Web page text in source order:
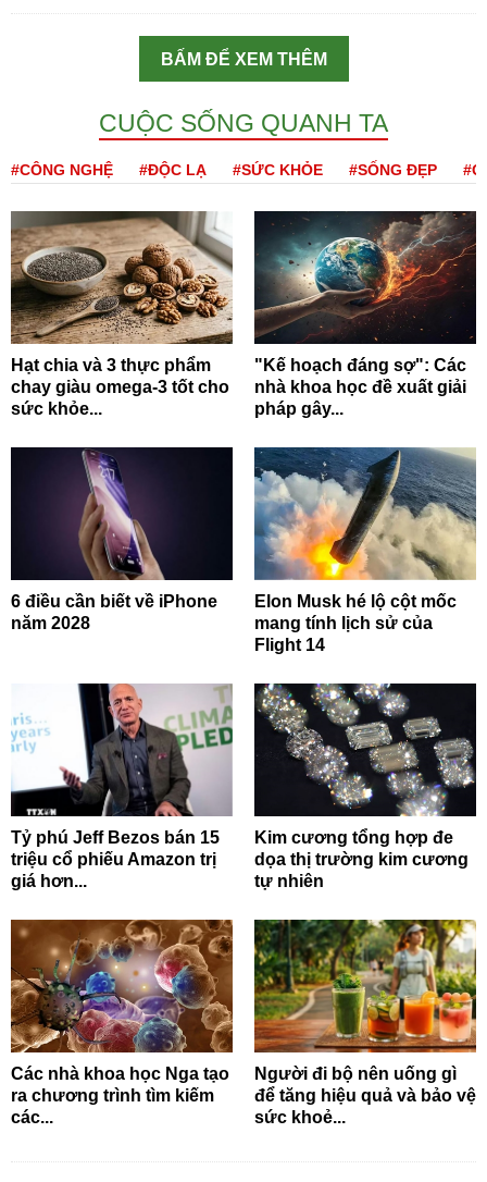
BẤM ĐỂ XEM THÊM
CUỘC SỐNG QUANH TA
#CÔNG NGHỆ #ĐỘC LẠ #SỨC KHỎE #SỐNG ĐẸP
Hạt chia và 3 thực phẩm
chay giàu omega-3 tốt cho
sức khỏe...
"Kế hoạch đáng sợ": Các
nhà khoa học đề xuất giải
pháp gây...
6 điều cần biết về iPhone
năm 2028
Elon Musk hé lộ cột mốc
mang tính lịch sử của
Flight 14
Tỷ phú Jeff Bezos bán 15
triệu cổ phiếu Amazon trị
giá hơn...
Kim cương tổng hợp đe
dọa thị trường kim cương
tự nhiên
Các nhà khoa học Nga tạo
ra chương trình tìm kiếm
các...
Người đi bộ nên uống gì
để tăng hiệu quả và bảo vệ
sức khoẻ...